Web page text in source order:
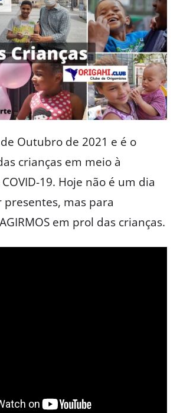
Outubro de 2021 e é o
crianças em meio à
19. Hoje não é um dia
mas para
em prol das crianças.